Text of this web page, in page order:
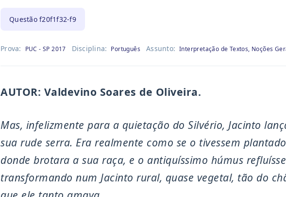
Questão f20f1f32-f9
Prova: PUC - SP 2017 Disciplina: Português Assunto: Interpretação de Textos, Noções
AUTOR: Valdevino Soares de Oliveira.
Mas, infelizmente para a quietação do Silvério, Jacinto
sua rude serra. Era realmente como se o tivessem
donde brotara a sua raça, e o antiquíssimo húmus
transformando num Jacinto rural, quase vegetal, tão do